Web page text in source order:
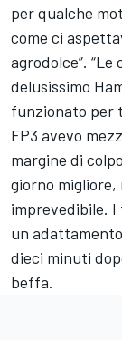
per qualche
come ci
agrodolce”.
delusissimo
funzionato per
FP3 avevo
margine di
giorno migliore,
imprevedibile.
un
dieci minuti
beffa.